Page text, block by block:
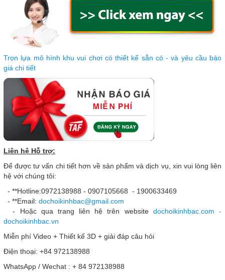
Trọn lựa mô hình khu vui chơi có thiết kế sẵn có - và yêu cầu báo
giá chi tiết
Liên hệ Hỗ trợ:
Để được tư vấn chi tiết hơn về sản phẩm và dịch vụ, xin vui lòng liên
hệ với chúng tôi:
- **Hotline:0972138988 - 0907105668 - 1900633469
- **Email: dochoikinhbac@gmail.com
- Hoặc qua trang liên hệ trên website dochoikinhbac.com -
dochoikinhbac.vn
Miễn phí Video + Thiết kế 3D + giải đáp câu hỏi
Điện thoại: +84 972138988
WhatsApp / Wechat : + 84 972138988